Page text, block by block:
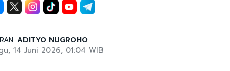
ADITYO NUGROHO
14 Juni 2026, 01:04 WIB